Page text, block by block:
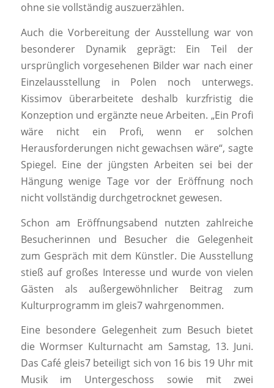
ohne sie vollständig auszuerzählen.
Auch die Vorbereitung der Ausstellung war von
besonderer Dynamik geprägt: Ein Teil der
ursprünglich vorgesehenen Bilder war nach einer
Einzelausstellung in Polen noch unterwegs.
Kissimov überarbeitete deshalb kurzfristig die
Konzeption und ergänzte neue Arbeiten. „Ein Profi
wäre nicht ein Profi, wenn er solchen
Herausforderungen nicht gewachsen wäre“, sagte
Spiegel. Eine der jüngsten Arbeiten sei bei der
Hängung wenige Tage vor der Eröffnung noch
nicht vollständig durchgetrocknet gewesen.
Schon am Eröffnungsabend nutzten zahlreiche
Besucherinnen und Besucher die Gelegenheit
zum Gespräch mit dem Künstler. Die Ausstellung
stieß auf großes Interesse und wurde von vielen
Gästen als außergewöhnlicher Beitrag zum
Kulturprogramm im gleis7 wahrgenommen.
Eine besondere Gelegenheit zum Besuch bietet
die Wormser Kulturnacht am Samstag, 13. Juni.
Das Café gleis7 beteiligt sich von 16 bis 19 Uhr mit
Musik im Untergeschoss sowie mit zwei